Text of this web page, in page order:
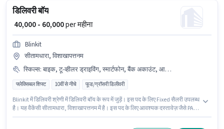
डिलिवरी बॉय
₹ 40,000 - 60,000per महीना
Blinkit
सीतामधारा, विशाखापत्तनम
स्किल्स: बाइक, टू-व्हीलर ड्राइविंग, स्मार्टफोन, बैंक अकाउंट, आरसी, आधार कार्ड, PAN कार्ड
फ्लेक्सिबल शिफ्ट 10वीं से नीचे फूड/ग्रॉसरी डिलीवरी
Blinkit में डिलिवरी श्रेणी में डिलिवरी बॉय के रूप में जुड़ें। इस पद के लिए Fixed सैलरी उपलब्ध
है। यह वैकेंसी सीतामधारा, विशाखापत्तनम में है। इस पद के लिए आवश्यक दस्तावेज़ जैसे PAN